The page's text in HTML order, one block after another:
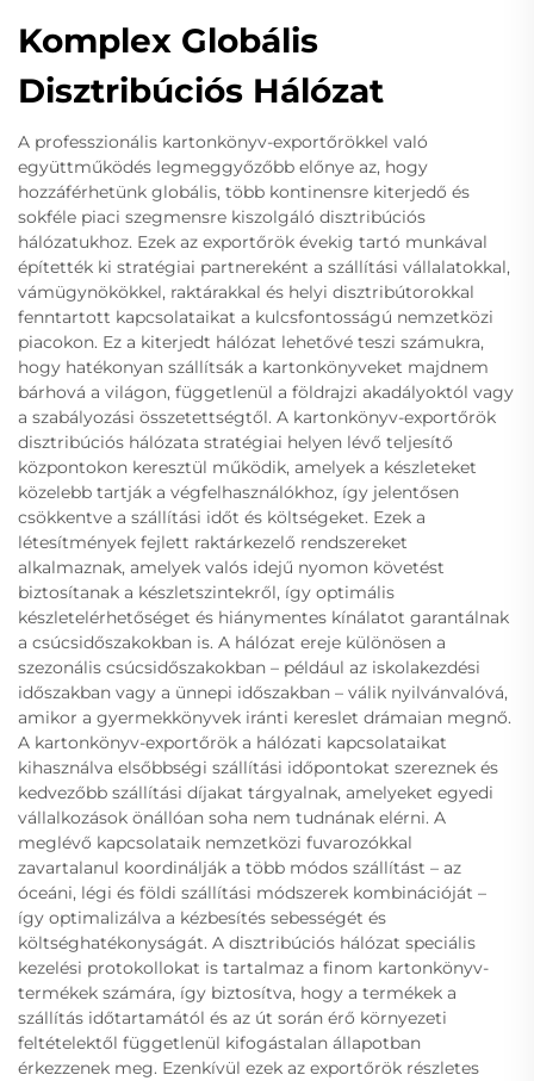
Komplex Globális
Disztribúciós Hálózat
A professzionális kartonkönyv-exportőrökkel való
együttműködés legmeggyőzőbb előnye az, hogy
hozzáférhetünk globális, több kontinensre kiterjedő és
sokféle piaci szegmensre kiszolgáló disztribúciós
hálózatukhoz. Ezek az exportőrök évekig tartó munkával
építették ki stratégiai partnereként a szállítási vállalatokkal,
vámügynökökkel, raktárakkal és helyi disztribútorokkal
fenntartott kapcsolataikat a kulcsfontosságú nemzetközi
piacokon. Ez a kiterjedt hálózat lehetővé teszi számukra,
hogy hatékonyan szállítsák a kartonkönyveket majdnem
bárhová a világon, függetlenül a földrajzi akadályoktól vagy
a szabályozási összetettségtől. A kartonkönyv-exportőrök
disztribúciós hálózata stratégiai helyen lévő teljesítő
központokon keresztül működik, amelyek a készleteket
közelebb tartják a végfelhasználókhoz, így jelentősen
csökkentve a szállítási időt és költségeket. Ezek a
létesítmények fejlett raktárkezelő rendszereket
alkalmaznak, amelyek valós idejű nyomon követést
biztosítanak a készletszintekről, így optimális
készletelérhetőséget és hiánymentes kínálatot garantálnak
a csúcsidőszakokban is. A hálózat ereje különösen a
szezonális csúcsidőszakokban – például az iskolakezdési
időszakban vagy a ünnepi időszakban – válik nyilvánvalóvá,
amikor a gyermekkönyvek iránti kereslet drámaian megnő.
A kartonkönyv-exportőrök a hálózati kapcsolataikat
kihasználva elsőbbségi szállítási időpontokat szereznek és
kedvezőbb szállítási díjakat tárgyalnak, amelyeket egyedi
vállalkozások önállóan soha nem tudnának elérni. A
meglévő kapcsolataik nemzetközi fuvarozókkal
zavartalanul koordinálják a több módos szállítást – az
óceáni, légi és földi szállítási módszerek kombinációját –
így optimalizálva a kézbesítés sebességét és
költséghatékonyságát. A disztribúciós hálózat speciális
kezelési protokollokat is tartalmaz a finom kartonkönyv-
termékek számára, így biztosítva, hogy a termékek a
szállítás időtartamától és az út során érő környezeti
feltételektől függetlenül kifogástalan állapotban
érkezzenek meg. Ezenkívül ezek az exportőrök részletes